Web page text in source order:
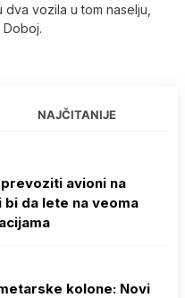
vozila u tom naselju,
NAJČITANIJE
avioni na
da lete na veoma
kolone: Novi